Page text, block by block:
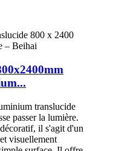
translucide
passer la lumière.
il s'agit d'un
visuellement